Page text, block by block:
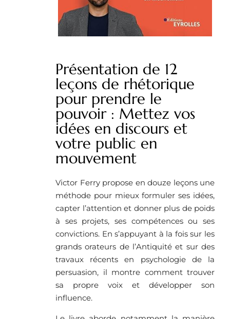
Présentation de 12
leçons de rhétorique
pour prendre le
pouvoir : Mettez vos
idées en discours et
votre public en
mouvement
Victor Ferry propose en douze leçons une
méthode pour mieux formuler ses idées,
capter l’attention et donner plus de poids
à ses projets, ses compétences ou ses
convictions. En s’appuyant à la fois sur les
grands orateurs de l’Antiquité et sur des
travaux récents en psychologie de la
persuasion, il montre comment trouver
sa propre voix et développer son
influence.